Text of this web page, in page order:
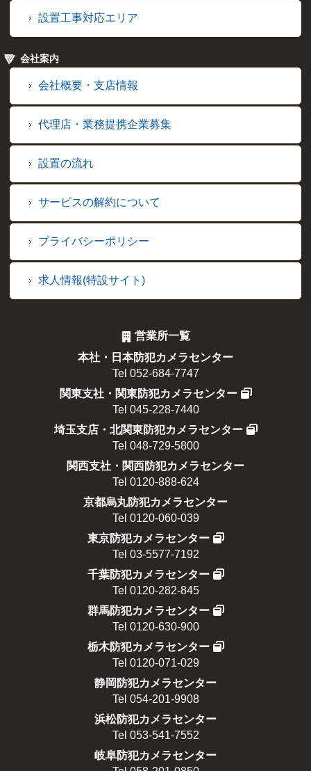
設置工事対応エリア
会社案内
会社概要・支店情報
代理店・業務提携企業募集
設置の流れ
サービスの解約について
プライバシーポリシー
求人情報(特設サイト)
営業所一覧
本社・日本防犯カメラセンター
Tel 052-684-7747
関東支社・関東防犯カメラセンター
Tel 045-228-7440
埼玉支店・北関東防犯カメラセンター
Tel 048-729-5800
関西支社・関西防犯カメラセンター
Tel 0120-888-624
京都烏丸防犯カメラセンター
Tel 0120-060-039
東京防犯カメラセンター
Tel 03-5577-7192
千葉防犯カメラセンター
Tel 0120-282-845
群馬防犯カメラセンター
Tel 0120-630-900
栃木防犯カメラセンター
Tel 0120-071-029
静岡防犯カメラセンター
Tel 054-201-9908
浜松防犯カメラセンター
Tel 053-541-7552
岐阜防犯カメラセンター